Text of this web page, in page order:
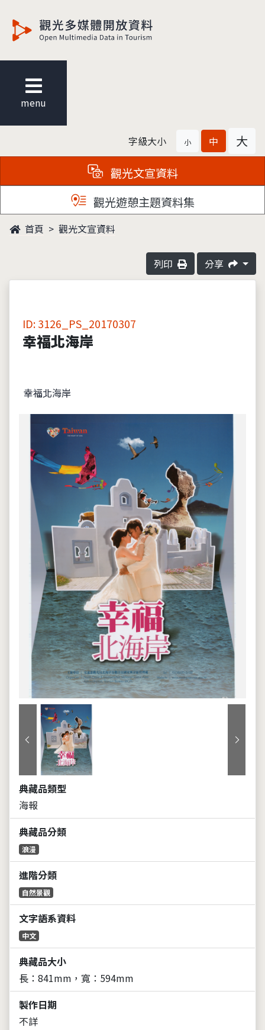
menu
字級大小 小 中 大
觀光文宣資料
觀光遊憩主題資料集
首頁 觀光文宣資料
列印 分享
ID: 3126_PS_20170307
幸福北海岸
幸福北海岸
上一張 下一張
典藏品類型
海報
典藏品分類
浪漫
進階分類
自然景觀
文字語系資料
中文
典藏品大小
長：841mm，寬：594mm
製作日期
不詳